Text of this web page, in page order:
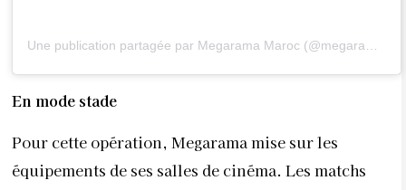
En mode stade
Pour cette opération, Megarama mise sur les
équipements de ses salles de cinéma. Les matchs